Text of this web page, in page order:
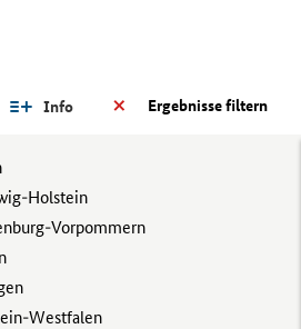
Ergebnisse filtern
Info
Holstein
Vorpommern
Westfalen